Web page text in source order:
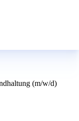
(m/w/d)